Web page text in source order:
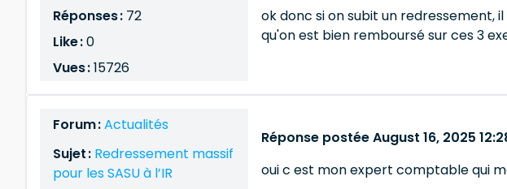
Réponses : 72
Like :0
Vues :15726
ok donc si on subit un redressement,
qu'on est bien remboursé sur ces 3
Forum :Actualités
Sujet : Redressement massif
pour les SASU à l’IR
Réponse postée August 16, 2025
oui c est mon expert comptable qui